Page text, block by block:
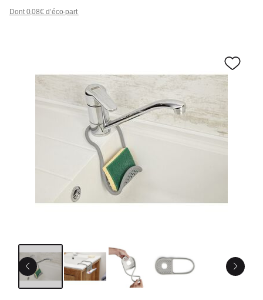
Dont 0,08€ d’éco-part